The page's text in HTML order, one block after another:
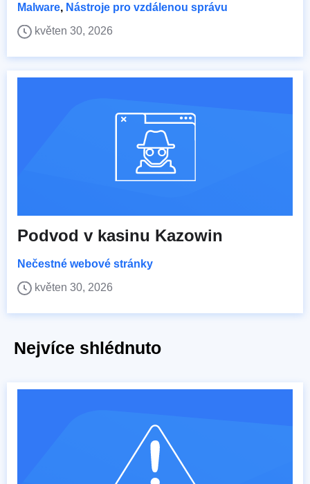
Malware, Nástroje pro vzdálenou správu
květen 30, 2026
Podvod v kasinu Kazowin
Nečestné webové stránky
květen 30, 2026
Nejvíce shlédnuto